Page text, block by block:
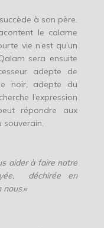
à son père.
le calame
vie n’est qu’un
sera ensuite
adepte de
noir, adepte du
l’expression
répondre aux
souverain.
aider à faire notre
déchirée en
nous.«